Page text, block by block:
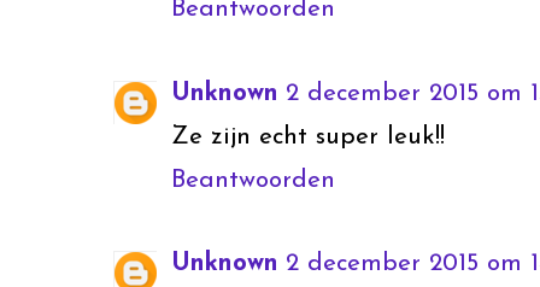
Beantwoorden
Unknown 2 december 2015 om
Ze zijn echt super leuk!!
Beantwoorden
Unknown 2 december 2015 om